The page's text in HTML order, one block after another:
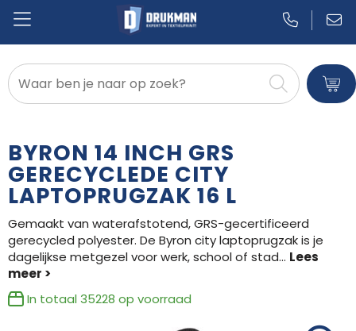
Badtextiel en Douche
Bodywarmers
Broeken en Rokken
Caps, Hoeden en Mutsen
Dekens, Fleecedekens en Kussens
BYRON 14 INCH GRS
GERECYCLEDE CITY
LAPTOPRUGZAK 16 L
Gemaakt van waterafstotend, GRS-gecertificeerd
gerecycled polyester. De Byron city laptoprugzak is je
dagelijkse metgezel voor werk, school of stad...
In totaal 35228 op voorraad